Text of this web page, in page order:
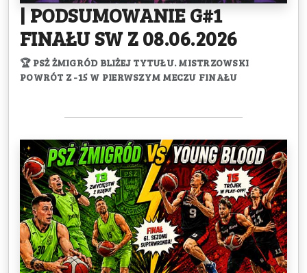
| PODSUMOWANIE G#1
FINAŁU SW Z 08.06.2026
🏆 PSŻ ŻMIGRÓD BLIŻEJ TYTUŁU. MISTRZOWSKI
POWRÓT Z -15 W PIERWSZYM MECZU FINAŁU